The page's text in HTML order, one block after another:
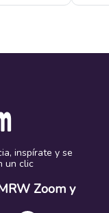
inspírate y se
un clic
Zoom y